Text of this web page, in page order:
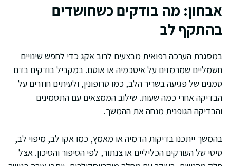
אבחון: מה בודקים כשחושדים
בהתקף לב
במסגרת הערכה רפואית מבצעים לרוב אקג כדי לחפש שינויים
חשמליים שמרמזים על איסכמיה או אוטם. במקביל בודקים בדם
סמנים של פגיעה בשריר הלב, כמו טרופונין, ולעיתים חוזרים על
הבדיקה אחרי כמה שעות. שילוב הממצאים עם התסמינים
והבדיקה הגופנית מנחה את ההמשך.
בהמשך ייתכנו בדיקות הדמיה או מאמץ, כמו אקו לב, מיפוי לב,
סיטי של העורקים הכליליים או צנתור, לפי הסיפור והסיכון. אצל